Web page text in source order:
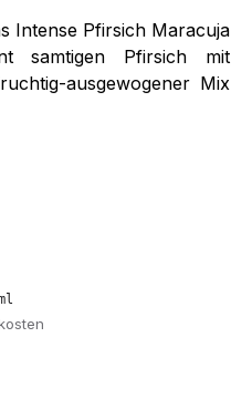
Intense Pfirsich Maracuja
samtigen Pfirsich mit
ausgewogener Mix